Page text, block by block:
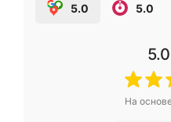
5.0 5.0
5.0
На